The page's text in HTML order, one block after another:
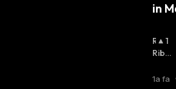
in
R
I
L
1
Ribas
1a fa